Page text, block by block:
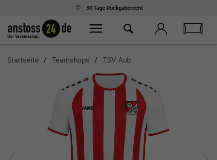
30 Tage Rückgaberecht
Startseite Teamshops TSV Aub